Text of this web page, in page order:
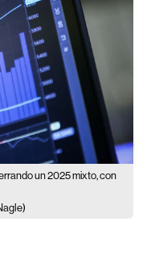
un 2025 mixto, con